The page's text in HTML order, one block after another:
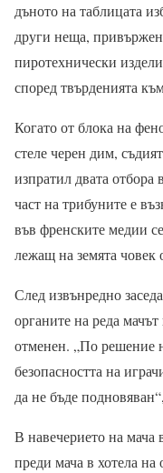
дъното на таблицата
други неща,
пиротехнически
според твърденията
Когато от блока на
стеле черен дим,
изпратил двата
част на трибуните е
във френските медии
лежащ на земята човек
След извънредно
органите на реда
отменен. „По решение
безопасността на
да не бъде
В навечерието на
преди мача в хотела